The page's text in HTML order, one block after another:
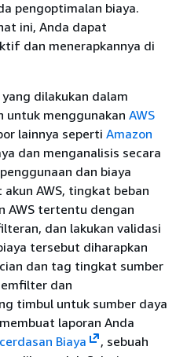
pengoptimalan biaya.
ini, Anda dapat
dan menerapkannya di
dilakukan dalam
untuk menggunakan AWS
lainnya seperti Amazon
dan menganalisis secara
dan biaya
AWS, tingkat beban
AWS tertentu dengan
dan lakukan validasi
tersebut diharapkan
dan tag tingkat sumber
dan
timbul untuk sumber daya
laporan Anda
Biaya
, sebuah